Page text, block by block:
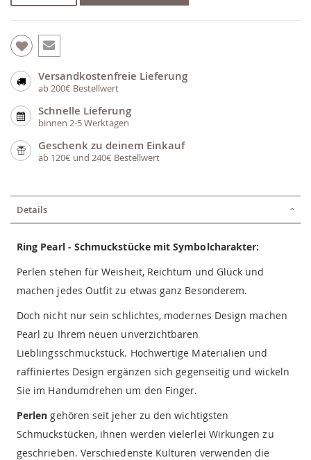
Versandkostenfreie Lieferung
ab 200€ Bestellwert
Schnelle Lieferung
binnen 2-5 Werktagen
Geschenk zu deinem Einkauf
ab 120€ und 240€ Bestellwert
Details
Ring Pearl - Schmuckstücke mit Symbolcharakter:
Perlen stehen für Weisheit, Reichtum und Glück und
machen jedes Outfit zu etwas ganz Besonderem.
Doch nicht nur sein schlichtes, modernes Design machen
Pearl zu Ihrem neuen unverzichtbaren
Lieblingsschmuckstück. Hochwertige Materialien und
raffiniertes Design ergänzen sich gegenseitig und wickeln
Sie im Handumdrehen um den Finger.
Perlen gehören seit jeher zu den wichtigsten
Schmuckstücken, ihnen werden vielerlei Wirkungen zu
geschrieben. Verschiedenste Kulturen verwenden die